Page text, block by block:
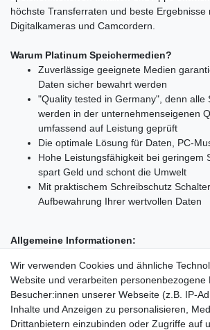
höchste Transferraten und beste Ergebnisse
Digitalkameras und Camcordern.
Warum Platinum Speichermedien?
Zuverlässige geeignete Medien
Daten sicher bewahrt werden
"Quality tested in Germany", denn alle
werden in der unternehmenseigenen
umfassend auf Leistung geprüft
Die optimale Lösung für Daten, PC-
Hohe Leistungsfähigkeit bei geringem
spart Geld und schont die Umwelt
Mit praktischem Schreibschutz
Aufbewahrung Ihrer wertvollen Daten
Allgemeine Informationen:
Hersteller-Artikelnummer: 177114
Marke: Platinum
Modell: High Performance
Produkttyp: SDHC Karte
Wir verwenden Cookies und ähnliche
Website und verarbeiten personenbezogene
Besucher:innen unserer Webseite (z.B. IP-
Inhalte und Anzeigen zu personalisieren,
Drittanbietern einzubinden oder Zugriffe auf